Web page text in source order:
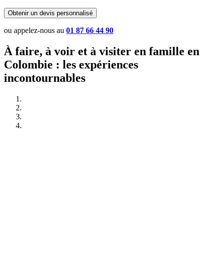
Obtenir un devis personnalisé
ou appelez-nous au 01 87 66 44 90
À faire, à voir et à visiter en famille en
Colombie : les expériences
incontournables